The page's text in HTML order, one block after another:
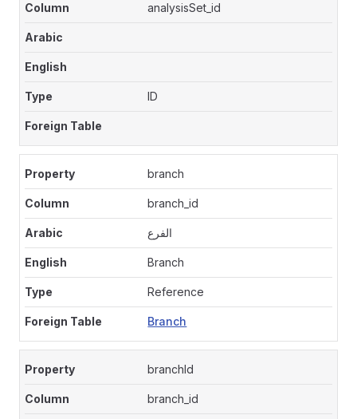
analysisSet_id
ID
branch
branch_id
الفرع
Branch
Reference
Branch
branchId
branch_id